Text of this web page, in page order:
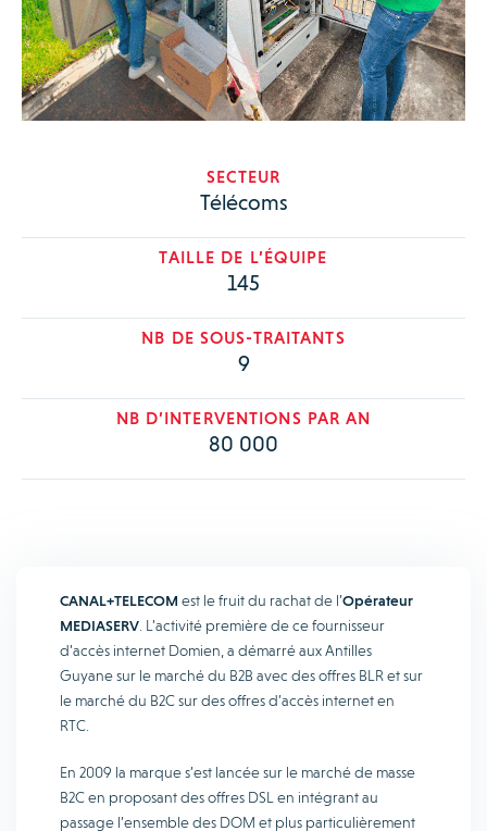
SECTEUR
Télécoms
TAILLE DE L’ÉQUIPE
145
NB DE SOUS-TRAITANTS
9
NB D’INTERVENTIONS PAR AN
80 000
CANAL+TELECOM est le fruit du rachat de l’Opérateur
MEDIASERV. L’activité première de ce fournisseur
d’accès internet Domien, a démarré aux Antilles
Guyane sur le marché du B2B avec des offres BLR et sur
le marché du B2C sur des offres d’accès internet en
RTC.
En 2009 la marque s’est lancée sur le marché de masse
B2C en proposant des offres DSL en intégrant au
passage l’ensemble des DOM et plus particulièrement